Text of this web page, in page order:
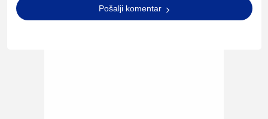
Pošalji komentar